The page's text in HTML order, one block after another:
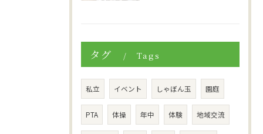
タグ Tags
私立 イベント しゃぼん玉 園庭
PTA 体操 年中 体験 地域交流